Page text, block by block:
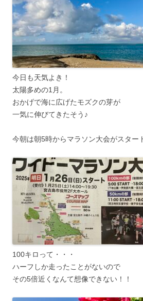
今日も天気よき！
太陽多めの1月。
おかげで海に広げたモズクの芽が
一気に伸びてきたそう♪
今朝は朝5時からマラソン大会がスター
100キロって・・・
ハーフしか走ったことがないので
その5倍近くなんて想像できない！！